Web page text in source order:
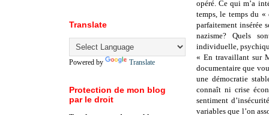
opéré. Ce qui m’a
temps, le temps du «
parfaitement insérée
nazisme? Quels
individuelle,
« En travaillant sur
documentaire que
une démocratie
connaît ni crise
sentiment
variables que l’on
Translate
Powered by Translate
Protection de mon blog
par le droit